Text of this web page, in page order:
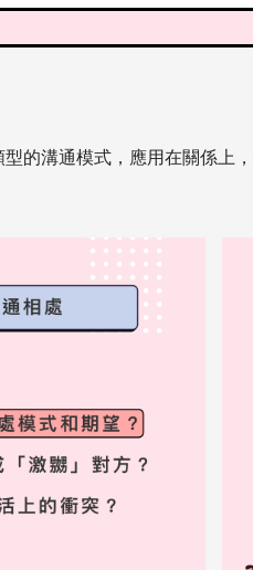
的溝通模式，應用在關係上